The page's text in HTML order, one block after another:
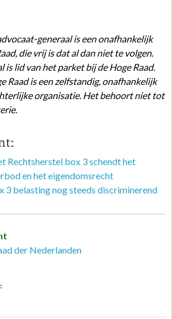
generaal is een onafhankelijk
die vrij is dat al dan niet te volgen.
is lid van het parket bij de Hoge Raad.
Raad is een zelfstandig, onafhankelijk
organisatie. Het behoort niet tot
Rechtsherstel box 3 schendt het
en het eigendomsrecht
3 belasting nog steeds discriminerend
der Nederlanden